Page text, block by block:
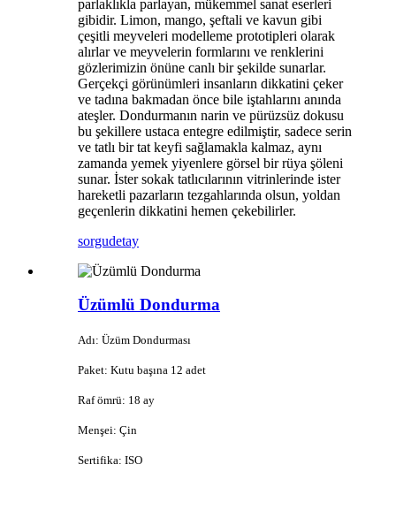
parlaklıkla parlayan, mükemmel sanat eserleri
gibidir. Limon, mango, şeftali ve kavun gibi
çeşitli meyveleri modelleme prototipleri olarak
alırlar ve meyvelerin formlarını ve renklerini
gözlerimizin önüne canlı bir şekilde sunarlar.
Gerçekçi görünümleri insanların dikkatini çeker
ve tadına bakmadan önce bile iştahlarını anında
ateşler. Dondurmanın narin ve pürüzsüz dokusu
bu şekillere ustaca entegre edilmiştir, sadece serin
ve tatlı bir tat keyfi sağlamakla kalmaz, aynı
zamanda yemek yiyenlere görsel bir rüya şöleni
sunar. İster sokak tatlıcılarının vitrinlerinde ister
hareketli pazarların tezgahlarında olsun, yoldan
geçenlerin dikkatini hemen çekebilirler.
sorgudetay
Üzümlü Dondurma
Adı: Üzüm Dondurması
Paket: Kutu başına 12 adet
Raf ömrü: 18 ay
Menşei: Çin
Sertifika: ISO